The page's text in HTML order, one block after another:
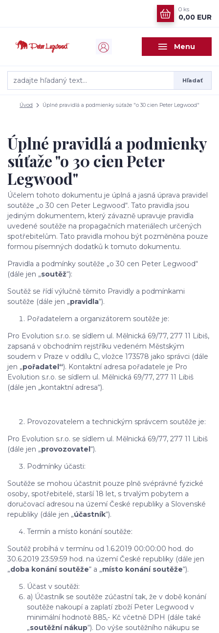
Menu
Hľadať
0 ks
0,00 EUR
Úvod Úplné pravidlá a podmienky súťaže "o 30 cien Peter Legwood"
Úplné pravidlá a podmienky
súťaže "o 30 cien Peter
Legwood"
Účelem tohoto dokumentu je úplná a jasná úprava pravidel
soutěže „o 30 cen Peter Legwood“. Tato pravidla jsou
jediným dokumentem, který závazně upravuje pravidla
uvedené soutěže na propagačních materiálech určených
spotřebitelům. Tato pravidla mohou být pozměněna pouze
formou písemných dodatků k tomuto dokumentu.
Pravidla a podmínky soutěže „o 30 cen Peter Legwood“
(dále jen „soutěž“):
Soutěž se řídí výlučně těmito Pravidly a podmínkami
soutěže (dále jen „pravidla“).
Pořadatelem a organizátorem soutěže je:
Pro Evolution s.r.o. se sídlem ul. Mělnická 69/77, 277 11 Libiš,
zapsaná v obchodním rejstříku vedeném Městským
soudem v Praze v oddílu C, vložce 173578 jako správci (dále
jen „pořadatel“). Kontaktní adresa pořadatele je Pro
Evolution s.r.o. se sídlem ul. Mělnická 69/77, 277 11 Libiš
(dále jen „kontaktní adresa“).
Provozovatelem a technickým správcem soutěže je:
Pro Evolution s.r.o. se sídlem ul. Mělnická 69/77, 277 11 Libiš
(dále jen „provozovatel“).
Podmínky účasti:
Soutěže se mohou účastnit pouze plně svéprávné fyzické
osoby, spotřebitelé, starší 18 let, s trvalým pobytem a
doručovací adresou na území České republiky a Slovenské
republiky (dále jen „účastník“).
Termín a místo konání soutěže:
Soutěž probíhá v termínu od 1.6.2019 00:00:00 hod. do
30.6.2019 23:59:59 hod. na území České republiky (dále jen
„doba konání soutěže“ a „místo konání soutěže“).
Účast v soutěži:
a) Účastník se soutěže zúčastní tak, že v době konání
soutěže nakoupí a zaplatí zboží Peter Legwood v
minimální hodnotě 885,- Kč včetně DPH (dále také
„soutěžní nákup“). Do výše soutěžního nákupu se